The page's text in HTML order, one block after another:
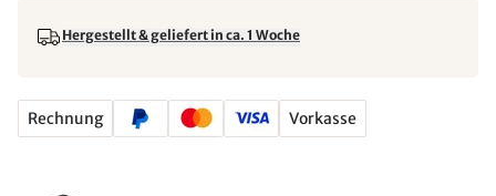
Hergestellt & geliefert in ca. 1 Woche
Rechnung Vorkasse